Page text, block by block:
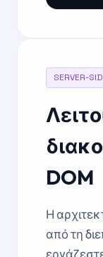
SERVER-
DOM
Η
από τη